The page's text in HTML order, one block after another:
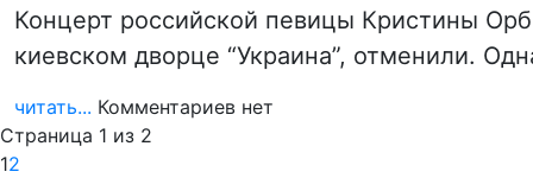
Концерт российской певицы Кристины
киевском дворце “Украина”, отменили.
читать... Комментариев нет
Страница 1 из 2
12